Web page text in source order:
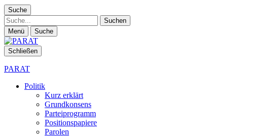
Suche
Suche
Menü Suche
Schließen
PARAT
Politik
Kurz erklärt
Grundkonsens
Parteiprogramm
Positionspapiere
Parolen